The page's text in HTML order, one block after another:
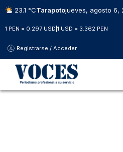
23.1 °CTarapotojueves, agosto 6,
1 PEN = 0.297 USD 1 USD = 3.362 PEN
Registrarse / Acceder